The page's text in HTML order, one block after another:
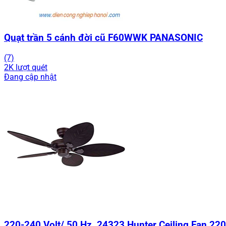
Quạt trần 5 cánh đời cũ F60WWK PANASONIC
(7)
2K lượt quét
Đang cập nhật